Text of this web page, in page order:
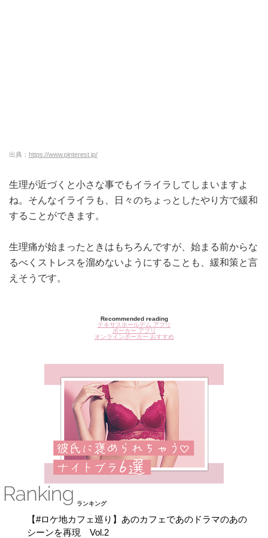
出典： https://www.pinterest.jp/
生理が近づくと小さな事でもイライラしてしまいますよ
ね。そんなイライラも、日々のちょっとしたやり方で緩和
することができます。
生理痛が始まったときはもちろんですが、始まる前からな
るべくストレスを溜めないようにすることも、緩和策と言
えそうです。
Recommended reading
テキサスホールデム アプリ
ポーカー アプリ
オンラインポーカー おすすめ
ランキング
【#ロケ地カフェ巡り】あのカフェであのドラマのあの
シーンを再現 Vol.2